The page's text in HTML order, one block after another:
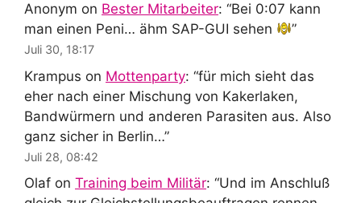
Anonym on Bester Mitarbeiter: “Bei 0:07 kann
man einen Peni… ähm SAP-GUI sehen
”
Juli 30, 18:17
Krampus on Mottenparty: “für mich sieht das
eher nach einer Mischung von Kakerlaken,
Bandwürmern und anderen Parasiten aus. Also
ganz sicher in Berlin…”
Juli 28, 08:42
Olaf on Training beim Militär: “Und im Anschluß